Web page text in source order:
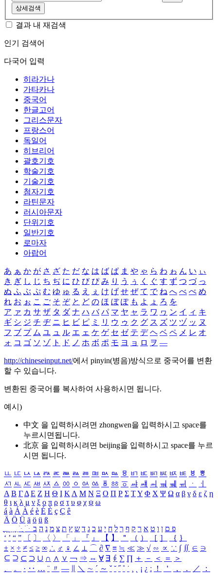
상세검색
결과 내 재검색
인기 검색어
다국어 입력
히라가나
가타카나
중국어
한글고어
그리스문자
프랑스어
독일어
히브리어
괄호기호
학술기호
기술기호
첨자기호
라틴문자
러시아문자
단위기호
일반기호
로마자
아랍어
あ ぁ か が さ ざ た だ な は ば ぱ ま や ゃ ら わ ゎ ん い ぃ
き ぎ し じ ち ぢ に ひ び ぴ み り う ぅ く ぐ す ず つ づ っ
ぬ ふ ぶ ぷ む ゆ ゅ る え ぇ け げ せ ぜ て で ね へ べ ぺ め
れ お ぉ こ ご そ ぞ と ど の ほ ぼ ぽ も よ ょ ろ を
ア ァ カ サ ザ タ ダ ナ ハ バ パ マ ヤ ャ ラ ワ ヮ ン イ ィ キ
ギ シ ジ チ ヂ ニ ヒ ビ ピ ミ リ ウ ゥ ク グ ス ズ ツ ヅ ッ ヌ
フ ブ プ ム ユ ュ ル エ ェ ケ ゲ セ ゼ テ デ ヘ ベ ペ メ レ オ
ォ コ ゴ ソ ゾ ト ド ノ ホ ボ ポ モ ヨ ョ ロ ヲ ―
http://chineseinput.net/에서 pinyin(병음)방식으로 중국어를 변환
할 수 있습니다.
변환된 중국어를 복사하여 사용하시면 됩니다.
예시)
中文 을 입력하시려면 zhongwen을 입력하시고 space를
누르시면됩니다.
北京 을 입력하시려면 beijing을 입력하시고 space를 누르
시면 됩니다.
ㅥ ㅦ ㅧ ㅨ ㅩ ㅪ ㅫ ㅬ ㅭ ㅮ ㅯ ㅰ ㅱ ㅲ ㅳ ㅴ ㅵ ㅶ ㅷ ㅸ
ㅹ
ㅺ ㅻ ㅼ ㅽ ㅾ ㅿ ㆀ ㆁ ㆂ ㆃ ㆄ ㆅ ㆆ ㆇ ㆈ ㆉ ㆊ ㆋ ㆌ ㆍ
ㆎ
Α Β ΓΔ Ε Ζ Η Θ Ι ΚΛ Μ Ν Ξ Ο Π Ρ Σ ΤΥ Φ Χ Ψ Ω α β γ δ ε ζ η
θ ι κ λ μ ν ξ ο π ρ σ τ υ φ χ ψ ω
á à Á À é è É È ç Ç ê
Ä Ö Ü ä ö ü ß
ִֶֹ ֻּ ׁׂ פ ם ן ו ט א ר ק ף ך ל ח י ע כ ג ד ש ץ ת צ מ נ ה ב
‘ ’ “ ” 〔 〕 〈 〉 「 」 『 』 【 】 ＂ （ ） ［ ］ ｛ ｝
± × ÷ ≠ ≤ ≥ ∞ ∴ ♂ ♀ ∠ ⊥ ⌒ ∂ ∇ ≡ ≒ ≪ ≫ √ ∽ ∝ ∵ ∫ ∬ ∈ ∋
⊆ ⊇ ⊂ ⊃ ∪ ∩ ∧ ∨ ￢ ⇒ ⇔ ∀ ∃ ∮ ∑ ∏ ＋ － ＜ ＝
＞
、
。 · ‥ … ¨ 〃 ― ＼ ∼ ´ ～ ˇ ˘ ˝ ˚ ˙ ¸ ¡ ¿ ː ！ ＇ ， ． ／
：